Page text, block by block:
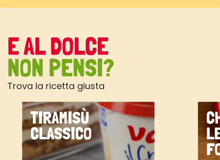
E AL DOLCE
NON PENSI?
Trova la ricetta giusta
TIRAMISÙ
CLASSICO